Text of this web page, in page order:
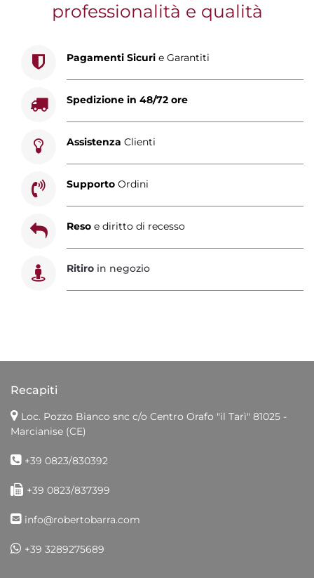
professionalità e qualità
Pagamenti Sicuri e Garantiti
Spedizione in 48/72 ore
Assistenza Clienti
Supporto Ordini
Reso e diritto di recesso
Ritiro in negozio
Recapiti
Loc. Pozzo Bianco snc c/o Centro Orafo "il Tarì" 81025 -
Marcianise (CE)
+39 0823/830392
+39 0823/837399
info@robertobarra.com
+39 3289275689